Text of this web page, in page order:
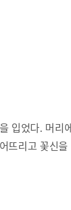
입었다. 머리
뜨리고 꽃신